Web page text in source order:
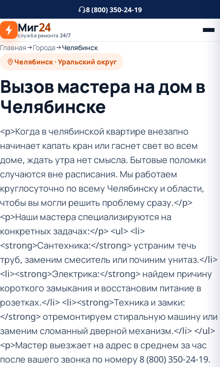
основному
контенту
8 (800) 350-24-19
Миг24
служба ремонта 24/7
Главная Города
Челябинск
Челябинск · Уральский округ
Вызов мастера на дом в
Челябинске
<p>Когда в челябинской квартире внезапно
начинает капать кран или гаснет свет во всем
доме, ждать утра нет смысла. Бытовые поломки
случаются вне расписания. Мы работаем
круглосуточно по всему Челябинску и области,
чтобы вы могли решить проблему сразу.</p>
<p>Наши мастера специализируются на
конкретных задачах:</p> <ul> <li>
<strong>Сантехника:</strong> устраним течь
труб, заменим смеситель или починим унитаз.</li>
<li><strong>Электрика:</strong> найдем причину
короткого замыкания и восстановим питание в
розетках.</li> <li><strong>Техника и замки:
</strong> отремонтируем стиральную машину или
заменим сломанный дверной механизм.</li> </ul>
<p>Мастер выезжает на адрес в среднем за час
после вашего звонка по номеру 8 (800) 350-24-19.